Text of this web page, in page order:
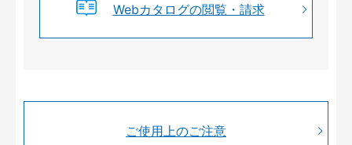
Webカタログの閲覧・請求
ご使用上のご注意